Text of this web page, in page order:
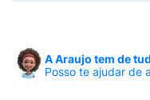
dia e noite,
disso, a nova
descarte ,
A Araujo tem de
Posso te ajudar de